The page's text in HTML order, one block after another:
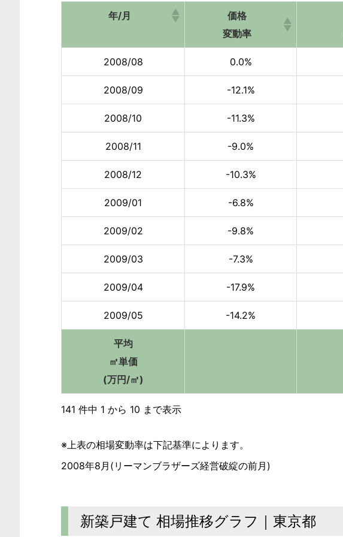
年/月
価格
変動率
2008/08 0.0%
2008/09 -12.1%
2008/10 -11.3%
2008/11 -9.0%
2008/12 -10.3%
2009/01 -6.8%
2009/02 -9.8%
2009/03 -7.3%
2009/04 -17.9%
2009/05 -14.2%
平均
㎡単価
(万円/㎡)
141 件中 1 から 10 まで表示
※上表の相場変動率は下記基準によります。
2008年8月(リーマンブラザーズ経営破綻の前月)
新築戸建て 相場推移グラフ｜東京都